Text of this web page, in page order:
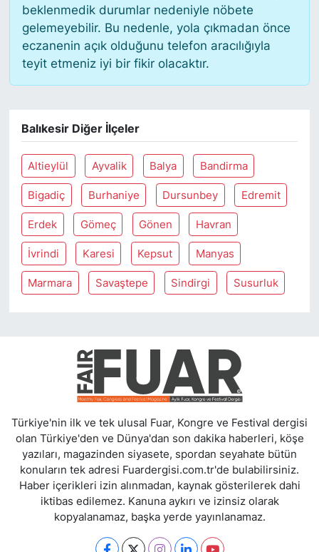
beklenmedik durumlar nedeniyle nöbete
gelemeyebilir. Bu nedenle, yola çıkmadan önce
eczanenin açık olduğunu telefon aracılığıyla
teyit etmeniz iyi bir fikir olacaktır.
Balıkesir Diğer İlçeler
Altieylül Ayvalik Balya Bandirma
Bigadiç Burhaniye Dursunbey Edremit
Erdek Gömeç Gönen Havran
İvrindi Karesi Kepsut Manyas
Marmara Savaştepe Sindirgi Susurluk
Türkiye'nin ilk ve tek ulusal Fuar, Kongre ve Festival dergisi
olan Türkiye'den ve Dünya'dan son dakika haberleri, köşe
yazıları, magazinden siyasete, spordan seyahate bütün
konuların tek adresi Fuardergisi.com.tr'de bulabilirsiniz.
Haber içerikleri izin alınmadan, kaynak gösterilerek dahi
iktibas edilemez. Kanuna aykırı ve izinsiz olarak
kopyalanamaz, başka yerde yayınlanamaz.